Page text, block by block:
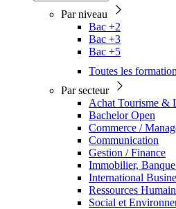
Par niveau
Bac +2
Bac +3
Bac +5
Toutes les
Par secteur
Achat Tourisme &
Bachelor Open
Commerce /
Communication
Gestion / Finance
Immobilier,
International
Ressources
Social et